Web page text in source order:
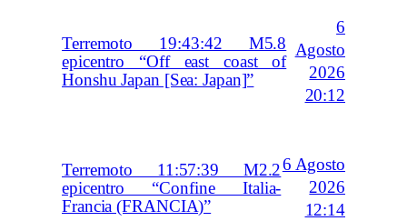
Terremoto 19:43:42 M5.8
epicentro “Off east coast of
Honshu Japan [Sea: Japan]”
6
Agosto
2026
20:12
Terremoto 11:57:39 M2.2
epicentro “Confine Italia-
Francia (FRANCIA)”
6 Agosto
2026
12:14